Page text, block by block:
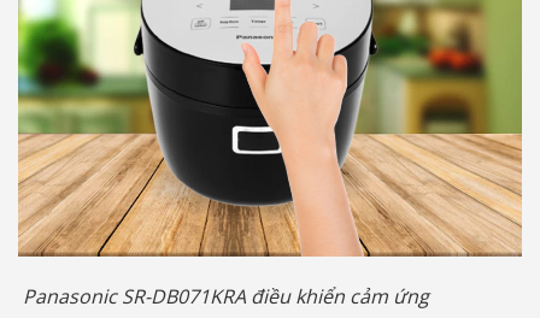
Panasonic SR-DB071KRA điều khiển cảm ứng